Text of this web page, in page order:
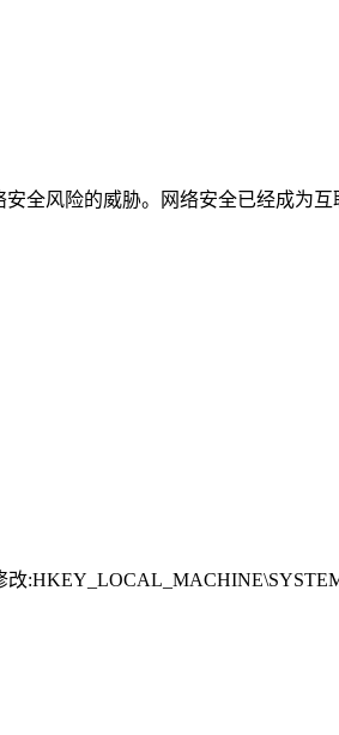
全风险的威胁。网络安全已经成为
改